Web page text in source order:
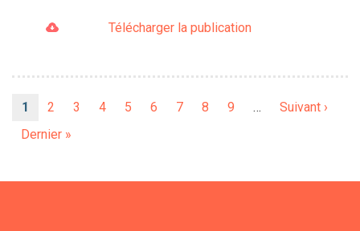
Télécharger la publication
Page
1 Page
2 Page
3 Page
4 Page
5 Page
6 Page
7 Page
8 Page
9 …
Page
Suivant ›
Dernière
Dernier »